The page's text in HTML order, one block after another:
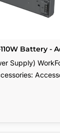
Battery -
Supply)